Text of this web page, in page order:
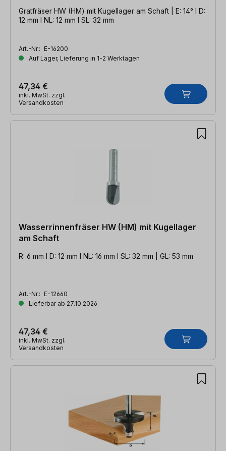
Gratfräser HW (HM) mit Kugellager am Schaft | E: 14° l D:
12 mm l NL: 12 mm l SL: 32 mm
Art.-Nr.: E-16200
Auf Lager, Lieferung in 1-2 Werktagen
47,34 €
inkl. MwSt. zzgl.
Versandkosten
Wasserrinnenfräser HW (HM) mit Kugellager
am Schaft
R: 6 mm l D: 12 mm l NL: 16 mm l SL: 32 mm | GL: 53 mm
Art.-Nr.: E-12660
Lieferbar ab 27.10.2026
47,34 €
inkl. MwSt. zzgl.
Versandkosten